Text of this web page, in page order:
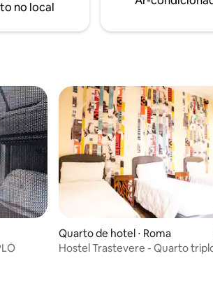
no local
Quarto de hotel ⋅ Roma
Hostel Trastevere - Quarto